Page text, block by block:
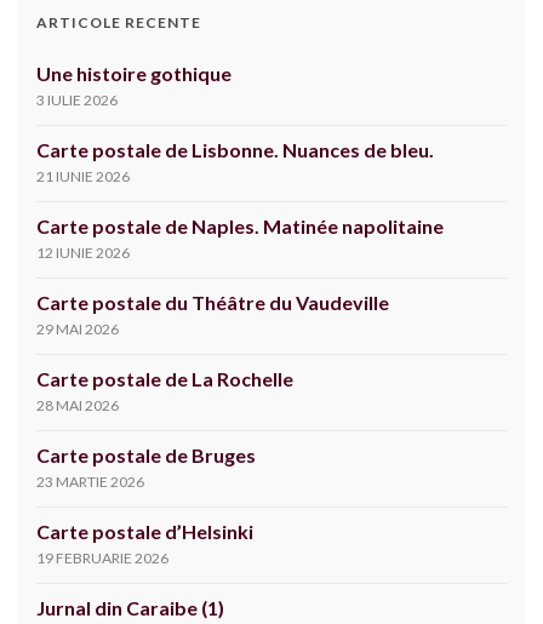
ARTICOLE RECENTE
Une histoire gothique
3 IULIE 2026
Carte postale de Lisbonne. Nuances de bleu.
21 IUNIE 2026
Carte postale de Naples. Matinée napolitaine
12 IUNIE 2026
Carte postale du Théâtre du Vaudeville
29 MAI 2026
Carte postale de La Rochelle
28 MAI 2026
Carte postale de Bruges
23 MARTIE 2026
Carte postale d’Helsinki
19 FEBRUARIE 2026
Jurnal din Caraibe (1)